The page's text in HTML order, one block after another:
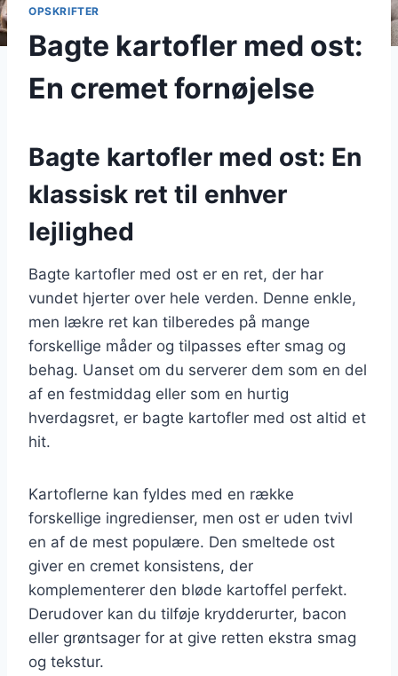
OPSKRIFTER
Bagte kartofler med ost:
En cremet fornøjelse
Bagte kartofler med ost: En
klassisk ret til enhver
lejlighed
Bagte kartofler med ost er en ret, der har
vundet hjerter over hele verden. Denne enkle,
men lækre ret kan tilberedes på mange
forskellige måder og tilpasses efter smag og
behag. Uanset om du serverer dem som en del
af en festmiddag eller som en hurtig
hverdagsret, er bagte kartofler med ost altid et
hit.
Kartoflerne kan fyldes med en række
forskellige ingredienser, men ost er uden tvivl
en af de mest populære. Den smeltede ost
giver en cremet konsistens, der
komplementerer den bløde kartoffel perfekt.
Derudover kan du tilføje krydderurter, bacon
eller grøntsager for at give retten ekstra smag
og tekstur.